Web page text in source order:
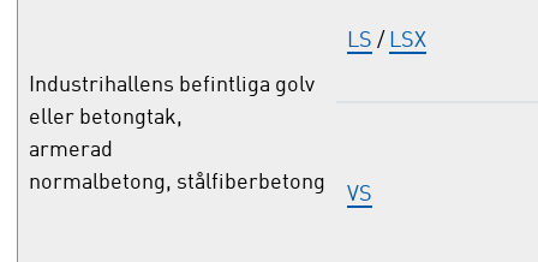
Industrihallens befintliga golv
eller betongtak,
armerad
normalbetong, stålfiberbetong
LS / LSX
VS